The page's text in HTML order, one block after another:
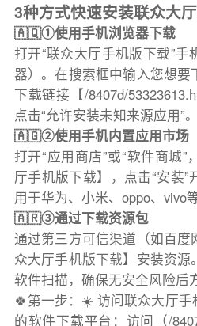
3种方式快速安装联众大厅
🇦🇶①使用手机浏览器下载
打开“联众大厅手机版下载”
器）。在搜索框中输入您想
下载链接【/8407d/
点击“允许安装未知来源应用”。
🇦🇬②使用手机内置应用市场
打开“应用商店”或“软件商城
厅手机版下载】，点击“安装
用于华为、小米、oppo、vivo
🇦🇷③通过下载资源包
通过第三方可信渠道（如百
众大厅手机版下载】安装资
软件扫描，确保无安全风险后
🍀第一步：☀️ 访问联众大厅手
的软件下载平台：访问（/